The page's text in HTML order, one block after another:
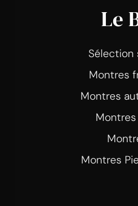
Le
Sélection
Montres
Montres
Montres